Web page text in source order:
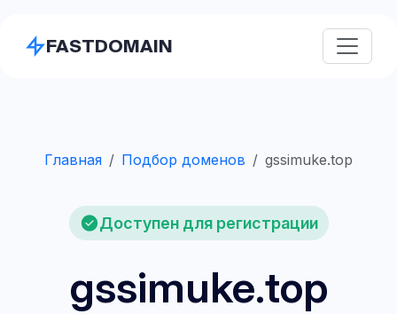
FASTDOMAIN
Главная Подбор доменов gssimuke.top
Доступен для регистрации
gssimuke.top